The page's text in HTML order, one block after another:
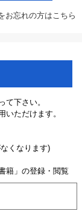
お忘れの方はこちら
て下さい。
ただけます。
くなります)
籍」の登録・閲覧